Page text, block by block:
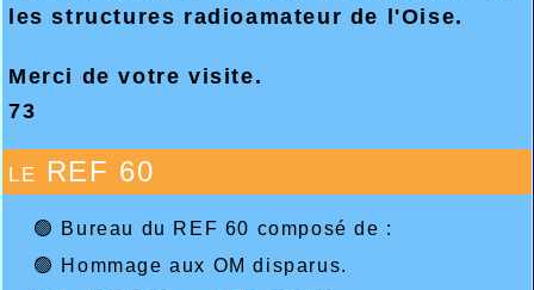
les structures radioamateur de l'Oise.
Merci de votre visite.
73
le REF 60
🟢 Bureau du REF 60 composé de :
🟢 Hommage aux OM disparus.